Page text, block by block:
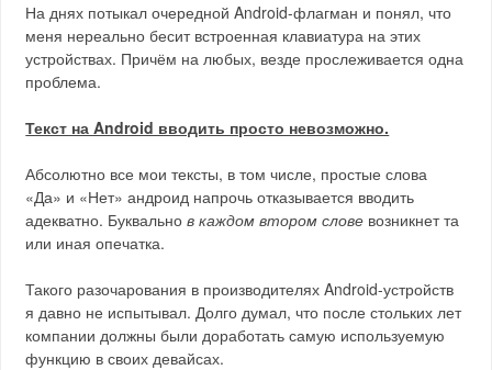
На днях потыкал очередной Android-флагман и понял, что
меня нереально бесит встроенная клавиатура на этих
устройствах. Причём на любых, везде прослеживается одна
проблема.
Текст на Android вводить просто невозможно.
Абсолютно все мои тексты, в том числе, простые слова
«Да» и «Нет» андроид напрочь отказывается вводить
адекватно. Буквальнов каждом втором слове возникнет та
или иная опечатка.
Такого разочарования в производителях Android-устройств
я давно не испытывал. Долго думал, что после стольких лет
компании должны были доработать самую используемую
функцию в своих девайсах.